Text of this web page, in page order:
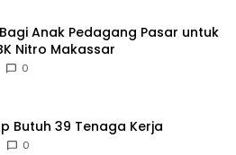
Anak Pedagang Pasar untuk
Nitro Makassar
0
Butuh 39 Tenaga Kerja
0